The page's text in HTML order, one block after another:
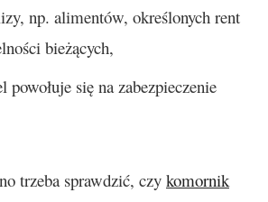
np. alimentów, określonych rent
bieżących,
się na zabezpieczenie
trzeba sprawdzić, czy komornik